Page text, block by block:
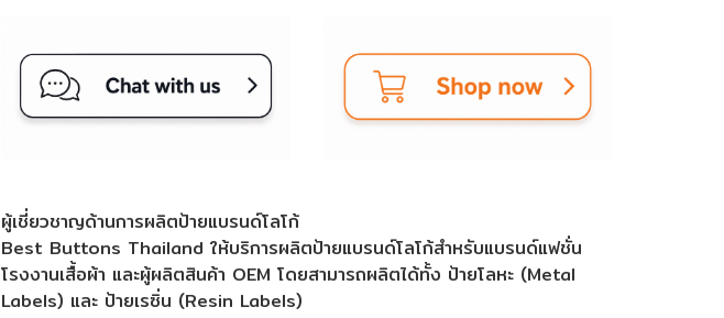
ผู้เชี่ยวชาญด้านการผลิตป้ายแบรนด์โลโก้
Best Buttons Thailand ให้บริการผลิตป้ายแบรนด์โลโก้สำหรับแบรนด์แฟชั่น
โรงงานเสื้อผ้า และผู้ผลิตสินค้า OEM โดยสามารถผลิตได้ทั้ง ป้ายโลหะ (Metal
Labels) และ ป้ายเรซิ่น (Resin Labels)